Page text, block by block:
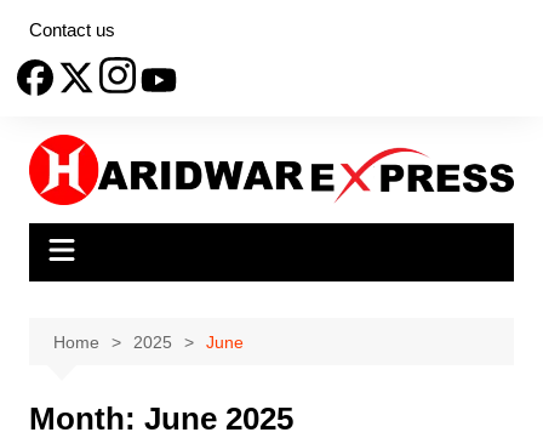
content
Contact us
Home 2025 June
Month: June 2025